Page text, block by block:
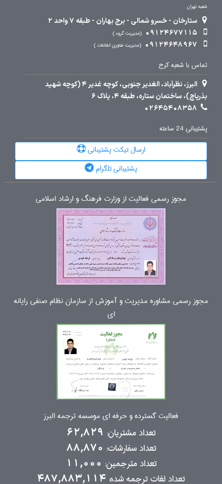
شعبه تهران
ستارخان - خسرو شمالی - برج بهاران - طبقه 7 واحد 2
09124677115
مدیریت گروه
09124648967 مدیریت فناوری اطلاعات
تماس با شعبه کرج
البرز، نظرآباد، الغدیر جنوبی، کوچه غدیر 4 (کوچه شهید
بذرپاچ)، ساختمان ستاره، طبقه 4، پلاک 6
02645408358
پشتیبانی 24 ساعته
ارسال تیکت پشتیبانی
پشتیبانی تلگرام
مجوز رسمی فعالیت از وزارت فرهنگ و ارشاد اسلامی
مجوز رسمی مشاوره مدیریت و آموزش از سازمان نظام صنفی رایانه
ای
فعالیت گسترده و حرفه ای موسسه ترجمه البرز
تعداد مشتریان: 62,829
تعداد سفارشات: 88,870
تعداد مترجمین: 11,000
تعداد لغات ترجمه شده: 487,883,114